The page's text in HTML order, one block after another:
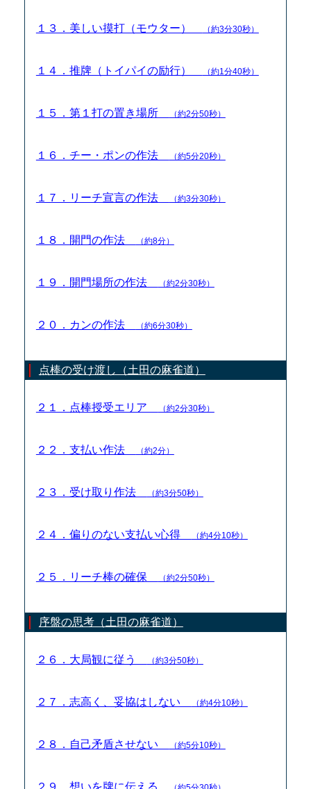
１３．美しい摸打（モウター） （約3分30秒）
１４．推牌（トイパイの励行） （約1分40秒）
１５．第１打の置き場所 （約2分50秒）
１６．チー・ポンの作法 （約5分20秒）
１７．リーチ宣言の作法 （約3分30秒）
１８．開門の作法 （約8分）
１９．開門場所の作法 （約2分30秒）
２０．カンの作法 （約6分30秒）
点棒の受け渡し（土田の麻雀道）
２１．点棒授受エリア （約2分30秒）
２２．支払い作法 （約2分）
２３．受け取り作法 （約3分50秒）
２４．偏りのない支払い心得 （約4分10秒）
２５．リーチ棒の確保 （約2分50秒）
序盤の思考（土田の麻雀道）
２６．大局観に従う （約3分50秒）
２７．志高く、妥協はしない （約4分10秒）
２８．自己矛盾させない （約5分10秒）
２９．想いを牌に伝える